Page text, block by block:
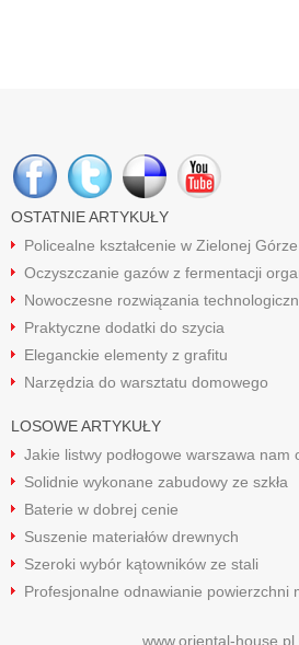
OSTATNIE ARTYKUŁY
Policealne kształcenie w Zielonej Górze
Oczyszczanie gazów z fermentacji
Nowoczesne rozwiązania
Praktyczne dodatki do szycia
Eleganckie elementy z grafitu
Narzędzia do warsztatu domowego
LOSOWE ARTYKUŁY
Jakie listwy podłogowe warszawa nam
Solidnie wykonane zabudowy ze szkła
Baterie w dobrej cenie
Suszenie materiałów drewnych
Szeroki wybór kątowników ze stali
Profesjonalne odnawianie powierzchni
www.oriental-